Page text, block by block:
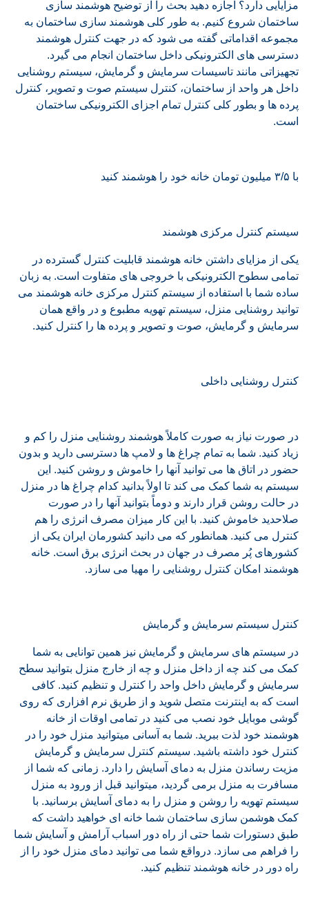
مزایایی دارد؟ اجازه دهید بحث را از توضیح هوشمند سازی
ساختمان شروع کنیم. به طور کلی هوشمند سازی ساختمان به
مجموعه اقداماتی گفته می شود که در جهت کنترل هوشمند
دسترسی های الکترونیکی داخل ساختمان انجام می گیرد.
تجهیزاتی مانند تاسیسات سرمایش و گرمایش، سیستم روشنایی
داخل هر واحد از ساختمان، کنترل سیستم صوت و تصویر، کنترل
پرده ها و بطور کلی کنترل تمام اجزای الکترونیکی ساختمان
است.
با ۳/۵ میلیون تومان خانه خود را هوشمند کنید
سیستم کنترل مرکزی هوشمند
یکی از مزایای داشتن خانه هوشمند قابلیت کنترل گسترده در
تمامی سطوح الکترونیکی با خروجی های متفاوت است. به زبان
ساده شما با استفاده از سیستم کنترل مرکزی خانه هوشمند می
توانید روشنایی منزل، سیستم تهویه مطبوع و در واقع همان
سرمایش و گرمایش، صوت و تصویر و پرده ها را کنترل کنید.
کنترل روشنایی داخلی
در صورت نیاز به صورت کاملاً هوشمند روشنایی منزل را کم و
زیاد کنید. شما به تمام چراغ ها و لامپ ها دسترسی دارید و بدون
حضور در اتاق ها می توانید آنها را خاموش و روشن کنید. این
سیستم به شما کمک می کند تا اولاً بدانید کدام چراغ ها در منزل
در حالت روشن قرار دارند و دوماً بتوانید آنها را در صورت
صلاحدید خاموش کنید. با این کار میزان مصرف انرژی را هم
کنترل می کنید. همانطور که می دانید کشورمان ایران یکی از
کشورهای پُر مصرف در جهان در بحث انرژی برق است. خانه
هوشمند امکان کنترل روشنایی را مهیا می سازد.
کنترل سیستم سرمایش و گرمایش
در سیستم های سرمایش و گرمایش نیز همین توانایی به شما
کمک می کند چه از داخل منزل و چه از خارج منزل بتوانید سطح
سرمایش و گرمایش داخل واحد را کنترل و تنظیم کنید. کافی
است که به اینترنت متصل شوید و از طریق نرم افزاری که روی
گوشی موبایل خود نصب می کنید در تمامی اوقات از خانه
هوشمند خود لذت ببرید. شما به آسانی میتوانید منزل خود را در
کنترل خود داشته باشید. سیستم کنترل سرمایش و گرمایش
مزیت رساندن منزل به دمای آسایش را دارد. زمانی که شما از
مسافرت به منزل برمی گردید، میتوانید قبل از ورود به منزل
سیستم تهویه را روشن و منزل را به دمای آسایش برسانید. با
کمک هوشمن سازی ساختمان شما خانه ای خواهید داشت که
طبق دستورات شما حتی از راه دور اسباب آرامش و آسایش شما
را فراهم می سازد. درواقع شما می توانید دمای منزل خود را از
راه دور در خانه هوشمند تنظیم کنید.